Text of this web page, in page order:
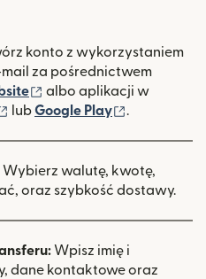
konto z wykorzystaniem
za pośrednictwem
(otwiera się w nowym
albo aplikacji w
(otwiera się w nowym oknie)
lubGoogle Play (otwiera się
.
Wybierz walutę, kwotę,
oraz szybkość dostawy.
Wpisz imię i
dane kontaktowe oraz